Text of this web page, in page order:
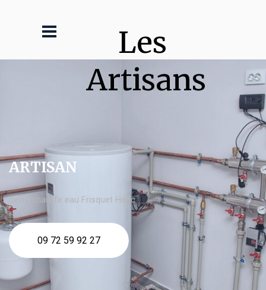
Les
Artisans
ARTISAN
devis chauffe eau Frisquet Héric
09 72 59 92 27